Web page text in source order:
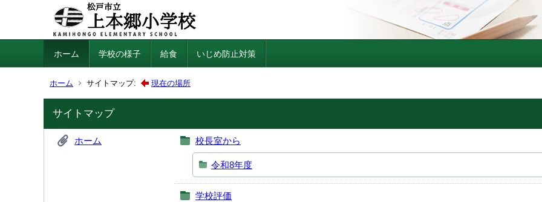
ホーム 学校の様子 給食 いじめ防止対策
ホーム サイトマップ: 現在の場所
サイトマップ
ホーム 校長室から
令和8年度
学校評価